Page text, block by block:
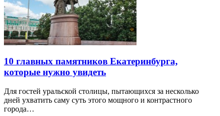
10 главных памятников Екатеринбурга,
которые нужно увидеть
Для гостей уральской столицы, пытающихся за несколько
дней ухватить саму суть этого мощного и контрастного
города…